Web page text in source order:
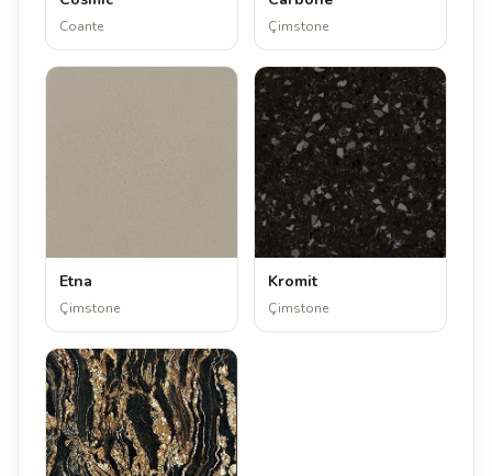
Coante Çimstone
Etna
Çimstone
Kromit
Çimstone